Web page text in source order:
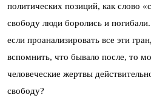
политических позиций, как слово
свободу люди боролись и
если проанализировать все эти
вспомнить, что бывало после, то
человеческие жертвы
свободу?